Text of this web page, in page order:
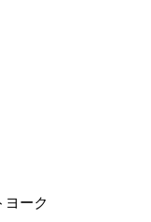
ヨーク